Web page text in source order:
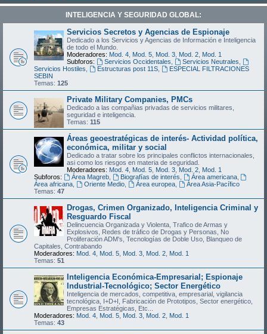
INTELIGENCIA Y SEGURIDAD GLOBAL:
Servicios Secretos y Agencias de Espionaje
Dedicado a los Servicios y Agencias de Información e Inteligencia
de todo el Mundo.
Moderadores: Mod. 4 Mod. 5 Mod. 3 Mod. 2 Mod. 1
Subforos:
Servicios Occidentales Servicios Neutrales
Servicios Hostiles
Estructuras post 11S,
ESPECIAL FILTRACIONES
SEBIN
Temas: 125
Private Military Companies, PMCs
Dedicado a las compañias privadas de servicios militares,
seguridad e inteligencia.
Temas: 115
Áreas geoestratégicas de interés- Actividad política,
económica, militar y social
Dedicado a tratar sobre los principales conflictos internacionales,
asi como los riesgos en materia de seguridad.
Moderadores: Mod. 4 Mod. 5 Mod. 3 Mod. 2 Mod. 1
Subforos:
Área Magreb, Biografías de interés Área americana,
Área africana
Oriente Medio, Área europea,
Área Asia-Pacífico
Temas: 47
Drogas, Crimen Organizado, Inteligencia Criminal y
Resguardo Fiscal
Delincuencia Organizada y Violenta, Trafico de Armas y
Explosivos, Redes de tráfico de Drogas y Personas, No
Proliferación ADM's, Tecnologías de Doble Uso, Blanqueo de
Capitales, Contrabando
Moderadores: Mod. 4 Mod. 5 Mod. 3 Mod. 2 Mod. 1
Temas: 51
Inteligencia Económica-Empresarial; Espionaje
Industrial-Tecnológico; Sector Energético
Inteligencia de mercados, competitiva, empresarial, vigilancia
tecnológica, I+D+I, Fabricación de Prototipos, Sector energético,
Empresas Estratégicas, Etc...
Moderadores: Mod. 4 Mod. 5 Mod. 3 Mod. 2 Mod. 1
Temas: 43